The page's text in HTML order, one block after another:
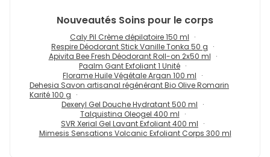
Nouveautés Soins pour le corps
Caly Pil Crème dépilatoire 150 ml
Respire Déodorant Stick Vanille Tonka 50 g
Apivita Bee Fresh Déodorant Roll-on 2x50 ml
Paalm Gant Exfoliant 1 Unité
Florame Huile Végétale Argan 100 ml
Dehesia Savon artisanal régénérant Bio Olive Romarin
Karité 100 g
Dexeryl Gel Douche Hydratant 500 ml
Talquistina Oleogel 400 ml
SVR Xerial Gel Lavant Exfoliant 400 ml
Mimesis Sensations Volcanic Exfoliant Corps 300 ml